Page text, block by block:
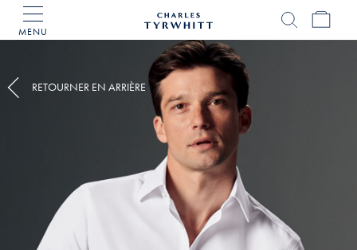
MENU
Charles
RETOURNER EN ARRIÈRE